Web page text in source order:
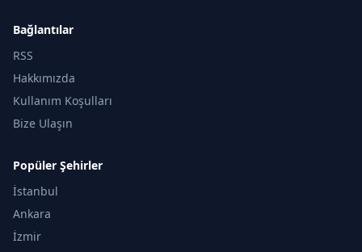
Bağlantılar
RSS
Hakkımızda
Kullanım Koşulları
Bize Ulaşın
Popüler Şehirler
İstanbul
Ankara
İzmir